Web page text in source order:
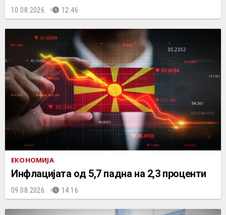
10.08.2026. 12:46
ЕКОНОМИЈА
Инфлацијата од 5,7 падна на 2,3 проценти
09.08.2026. 14:16